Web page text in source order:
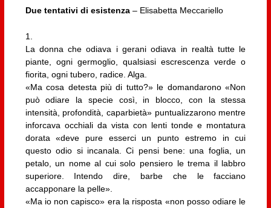
Due tentativi di esistenza – Elisabetta Meccariello
1.
La donna che odiava i gerani odiava in realtà tutte le
piante, ogni germoglio, qualsiasi escrescenza verde o
fiorita, ogni tubero, radice. Alga.
«Ma cosa detesta più di tutto?» le domandarono «Non
può odiare la specie così, in blocco, con la stessa
intensità, profondità, caparbietà» puntualizzarono mentre
inforcava occhiali da vista con lenti tonde e montatura
dorata «deve pure esserci un punto estremo in cui
questo odio si incanala. Ci pensi bene: una foglia, un
petalo, un nome al cui solo pensiero le trema il labbro
superiore. Intendo dire, barbe che le facciano
accapponare la pelle».
«Ma io non capisco» era la risposta «non posso odiare le